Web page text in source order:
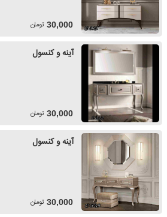
30,000 تومان
آینه و کنسول
30,000 تومان
آینه و کنسول
30,000 تومان